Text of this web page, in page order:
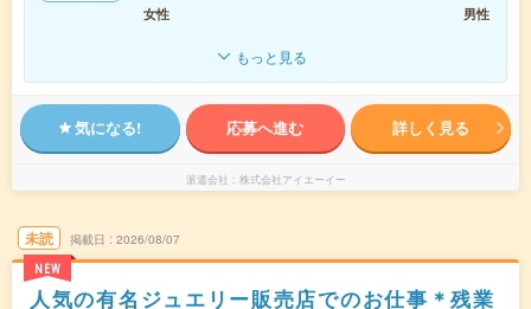
女性
男性
もっと見る
気になる! 応募へ進む 詳しく見る
派遣会社 株式会社アイエーイー
未読
NEW
掲載日 2026/08/07
人気の有名ジュエリー販売店でのお仕事＊残業